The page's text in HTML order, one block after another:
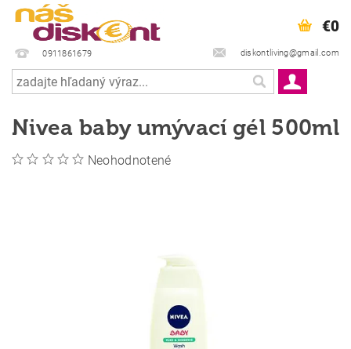
0911861679 diskontliving@gmail.com
€0
Nivea baby umývací gél 500ml
Neohodnotené